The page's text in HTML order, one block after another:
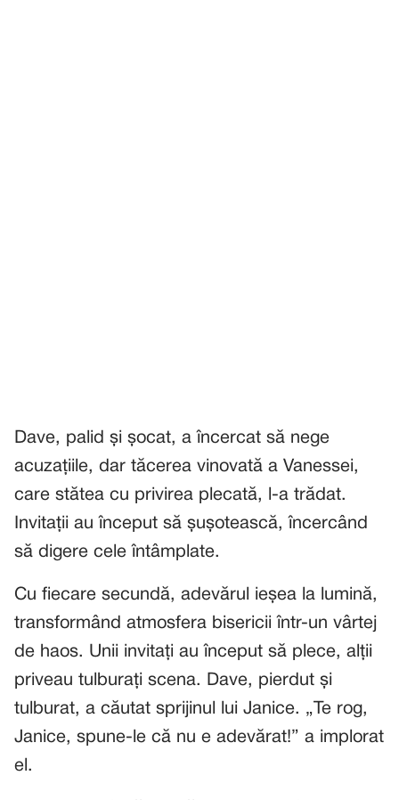
Dave, palid și șocat, a încercat să nege
acuzațiile, dar tăcerea vinovată a Vanessei,
care stătea cu privirea plecată, l-a trădat.
Invitații au început să șușotească, încercând
să digere cele întâmplate.
Cu fiecare secundă, adevărul ieșea la lumină,
transformând atmosfera bisericii într-un vârtej
de haos. Unii invitați au început să plece, alții
priveau tulburați scena. Dave, pierdut și
tulburat, a căutat sprijinul lui Janice. „Te rog,
Janice, spune-le că nu e adevărat!” a implorat
el.